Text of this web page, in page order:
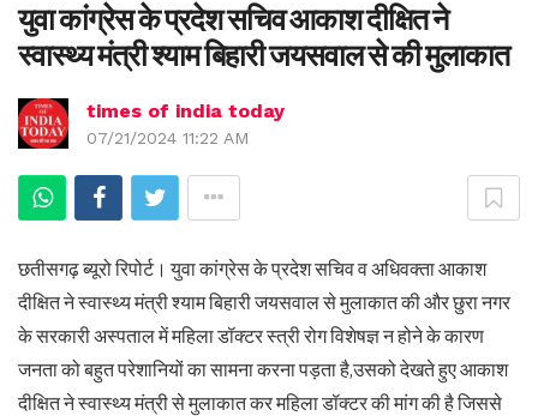
युवा कांग्रेस के प्रदेश सचिव आकाश दीक्षित ने
स्वास्थ्य मंत्री श्याम बिहारी जयसवाल से की मुलाकात
times of india today
07/21/2024 11:22 AM
छतीसगढ़ ब्यूरो रिपोर्ट। युवा कांग्रेस के प्रदेश सचिव व अधिवक्ता आकाश
दीक्षित ने स्वास्थ्य मंत्री श्याम बिहारी जयसवाल से मुलाकात की और छुरा नगर
के सरकारी अस्पताल में महिला डॉक्टर स्त्री रोग विशेषज्ञ न होने के कारण
जनता को बहुत परेशानियों का सामना करना पड़ता है,उसको देखते हुए आकाश
दीक्षित ने स्वास्थ्य मंत्री से मुलाकात कर महिला डॉक्टर की मांग की है जिससे